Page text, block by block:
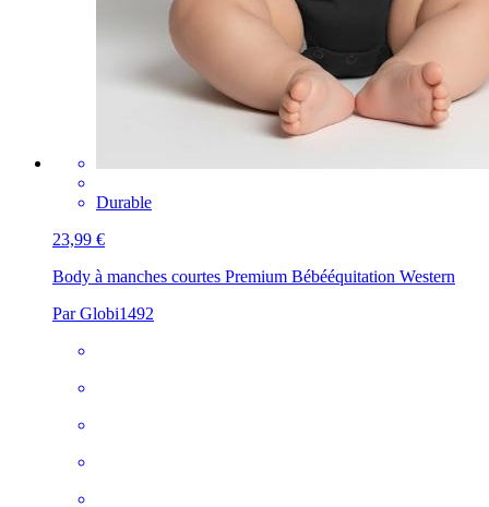
Durable
23,99 €
Body à manches courtes Premium Bébééquitation Western
Par Globi1492